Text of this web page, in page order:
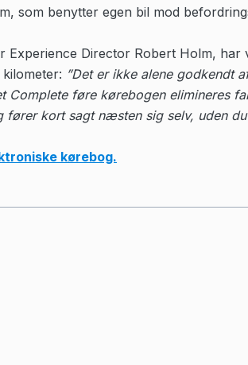
som benytter egen bil mod
Experience Director Robert Holm, har
”Det er ikke alene godkendt
Complete føre kørebogen elimineres
fører kort sagt næsten sig selv, uden
kørebog.